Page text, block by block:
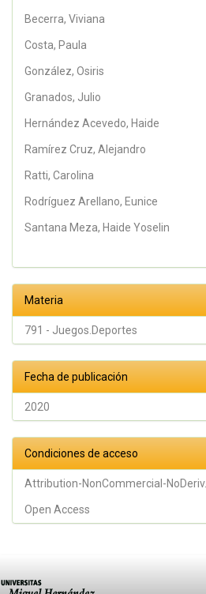
Becerra, Viviana
Costa, Paula
González, Osiris
Granados, Julio
Hernández Acevedo, Haide
Ramírez Cruz, Alejandro
Ratti, Carolina
Rodríguez Arellano, Eunice
Santana Meza, Haide Yoselin
Materia
791 - Juegos.Deportes
Fecha de publicación
2020
Condiciones de acceso
Attribution-NonCommercial-NoDeriv...
Open Access